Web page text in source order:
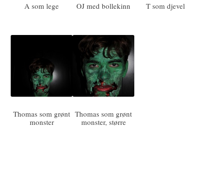
A som lege OJ med bollekinn T som djevel
Thomas som grønt
monster
Thomas som grønt
monster, større